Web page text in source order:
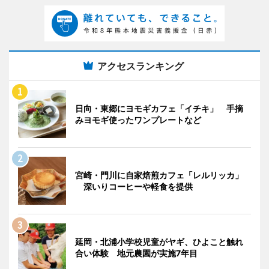
アクセスランキング
日向・東郷にヨモギカフェ「イチキ」 手摘
みヨモギ使ったワンプレートなど
宮崎・門川に自家焙煎カフェ「レルリッカ」
深いりコーヒーや軽食を提供
延岡・北浦小学校児童がヤギ、ひよこと触れ
合い体験 地元農園が実施7年目